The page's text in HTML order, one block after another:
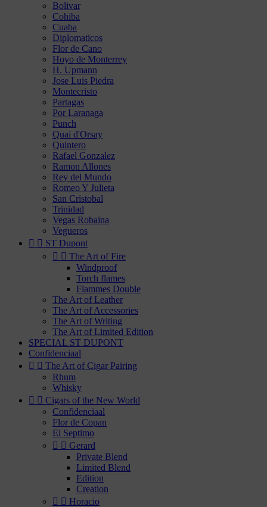
Bolivar
Cohiba
Cuaba
Diplomaticos
Flor de Cano
Hoyo de Monterrey
H. Upmann
Jose Luis Piedra
Montecristo
Partagas
Por Laranaga
Punch
Quai d'Orsay
Quintero
Rafael Gonzalez
Ramon Allones
Rey del Mundo
Romeo Y Julieta
San Cristobal
Trinidad
Vegas Robaina
Vegueros
  ST Dupont
  The Art of Fire
Windproof
Torch flames
Flammes Double
The Art of Leather
The Art of Accessories
The Art of Writing
The Art of Limited Edition
SPECIAL ST DUPONT
Confidenciaal
  The Art of Cigar Pairing
Rhum
Whisky
  Cigars of the New World
Confidenciaal
Flor de Copan
El Septimo
  Gerard
Private Blend
Limited Blend
Edition
Creation
  Horacio